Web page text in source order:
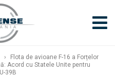
›
Flota de avioane F-16 a Forțelor
Acord cu Statele Unite pentru
39B